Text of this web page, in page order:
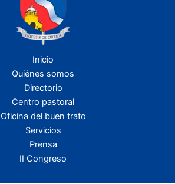
Inicio
Quiénes somos
Directorio
Centro pastoral
Oficina del buen trato
Servicios
Prensa
II Congreso